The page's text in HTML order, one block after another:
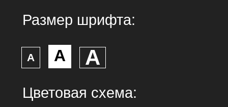
Размер шрифта:
А А А
Цветовая схема: